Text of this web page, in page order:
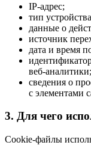
IP-адрес;
тип
данные о
источник
дата и время
веб-аналитики;
сведения о
с элементами
3. Для чего
Cookie-файлы